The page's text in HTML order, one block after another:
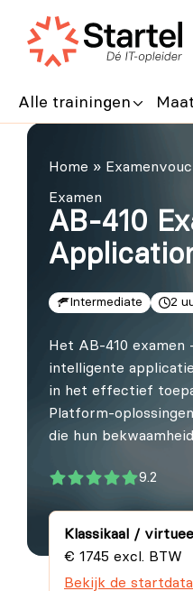
Alle trainingen
Home »
Examen
AB-410
Intermediate 2
Het AB-410
intelligente
in het effectief
die hun
9.2
Klassikaal / virtueel
€ 1745 excl. BTW
Bekijk de startdata